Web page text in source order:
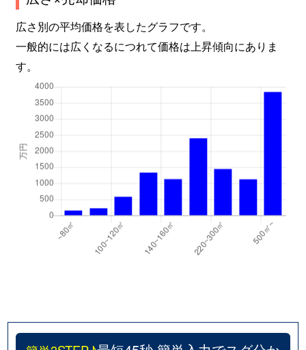
広さ別の平均価格を表したグラフです。
一般的には広くなるにつれて価格は上昇傾向にありま
す。